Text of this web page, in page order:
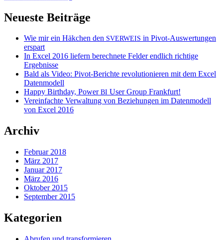
Neueste Beiträge
Wie mir ein Häkchen den SVERWEIS in Pivot-Auswertungen
erspart
In Excel 2016 liefern berechnete Felder endlich richtige
Ergebnisse
Bald als Video: Pivot-Berichte revolutionieren mit dem Excel
Datenmodell
Happy Birthday, PowerBI User Group Frankfurt!
Vereinfachte Verwaltung von Beziehungen im Datenmodell
von Excel 2016
Archiv
Februar 2018
März 2017
Januar 2017
März 2016
Oktober 2015
September 2015
Kategorien